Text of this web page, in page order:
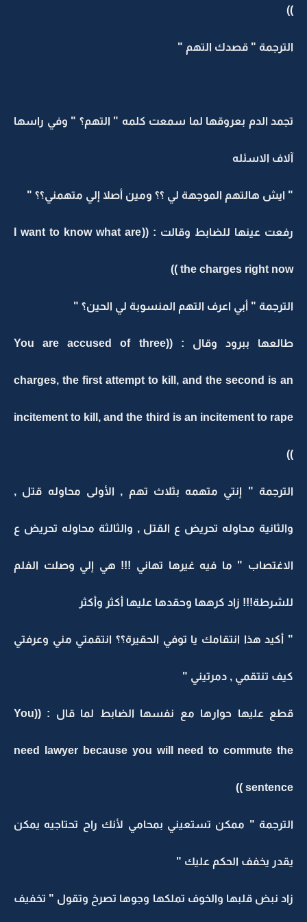
))
الترجمة " قصدك التهم "
تجمد الدم بعروقها لما سمعت كلمه " التهم؟ " وفي راسها
آلاف الاسئله
" ايش هالتهم الموجهة لي ؟؟ ومين أصلا إلي متهمني؟؟ "
رفعت عينها للضابط وقالت : ((I want to know what are
the charges right now ))
الترجمة " أبي اعرف التهم المنسوبة لي الحين؟ "
طالعها ببرود وقال : ((You are accused of three
charges, the first attempt to kill, and the second is an
incitement to kill, and the third is an incitement to rape
))
الترجمة " إنتي متهمه بثلاث تهم , الأولى محاوله قتل ,
والثانية محاوله تحريض ع القتل , والثالثة محاوله تحريض ع
الاغتصاب " ما فيه غيرها تهاني !!! هي إلي وصلت الفلم
للشرطة!!! زاد كرهها وحقدها عليها أكثر وأكثر
" أكيد هذا انتقامك يا توفي الحقيرة؟؟ انتقمتي مني وعرفتي
كيف تنتقمي , دمرتيني "
قطع عليها حوارها مع نفسها الضابط لما قال : ((You
need lawyer because you will need to commute the
sentence ))
الترجمة " ممكن تستعيني بمحامي لأنك راح تحتاجيه يمكن
يقدر يخفف الحكم عليك "
زاد نبض قلبها والخوف تملكها وجوها تصرخ وتقول " تخفيف